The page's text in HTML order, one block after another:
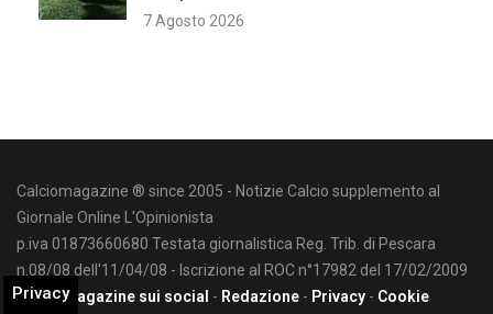
7 Agosto 2026
Calciomagazine ® since 2005 - Notizie Calcio supplemento al
Giornale Online L'Opinionista
p.iva 01873660680 Testata giornalistica Reg. Trib. di Pescara
n.08/08 dell'11/04/08 - Iscrizione al ROC n°17982 del 17/02/2009
Calciomagazine sui social - Redazione - Privacy - Cookie
Privacy